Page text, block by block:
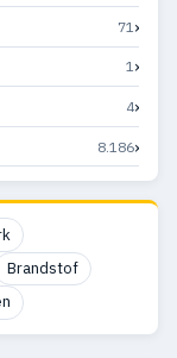
71 ›
1›
4›
8.186›
Brandstof